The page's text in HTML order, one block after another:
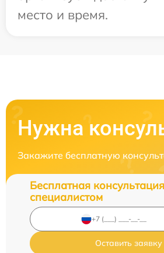
место и время.
Нужна
Закажите бесплатную
Бесплатная
специалистом
Оставить заявку